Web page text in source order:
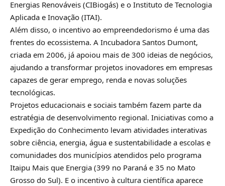
Energias Renováveis (CIBiogás) e o Instituto de Tecnologia
Aplicada e Inovação (ITAI).
Além disso, o incentivo ao empreendedorismo é uma das
frentes do ecossistema. A Incubadora Santos Dumont,
criada em 2006, já apoiou mais de 300 ideias de negócios,
ajudando a transformar projetos inovadores em empresas
capazes de gerar emprego, renda e novas soluções
tecnológicas.
Projetos educacionais e sociais também fazem parte da
estratégia de desenvolvimento regional. Iniciativas como a
Expedição do Conhecimento levam atividades interativas
sobre ciência, energia, água e sustentabilidade a escolas e
comunidades dos municípios atendidos pelo programa
Itaipu Mais que Energia (399 no Paraná e 35 no Mato
Grosso do Sul). E o incentivo à cultura científica aparece